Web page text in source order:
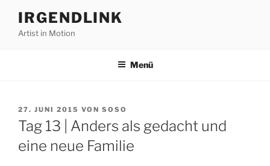
Inhalt
springen
IRGENDLINK
Artist in Motion
Menü
VERÖFFENTLICHT
AM
27. JUNI 2015 VON SOSO
Tag 13 | Anders als gedacht und
eine neue Familie